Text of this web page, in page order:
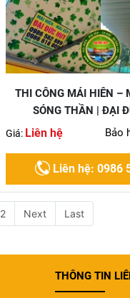
THI CÔNG MÁI HIÊN –
SÓNG THẦN | ĐẠI
Giá: Liên hệ Bảo
Liên hệ: 0986
2 Next Last
THÔNG TIN